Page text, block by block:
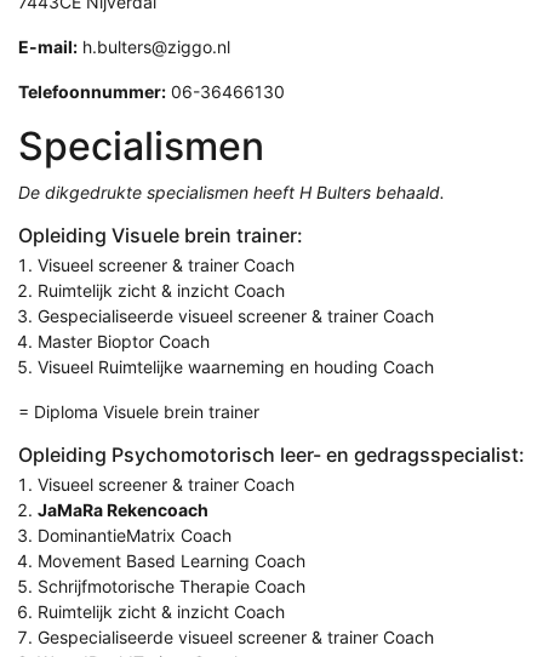
E-mail: h.bulters@ziggo.nl
Telefoonnummer: 06-36466130
Specialismen
De dikgedrukte specialismen heeft H Bulters behaald.
Opleiding Visuele brein trainer:
Visueel screener & trainer Coach
Ruimtelijk zicht & inzicht Coach
Gespecialiseerde visueel screener & trainer Coach
Master Bioptor Coach
Visueel Ruimtelijke waarneming en houding Coach
= Diploma Visuele brein trainer
Opleiding Psychomotorisch leer- en gedragsspecialist:
Visueel screener & trainer Coach
JaMaRa Rekencoach
DominantieMatrix Coach
Movement Based Learning Coach
Schrijfmotorische Therapie Coach
Ruimtelijk zicht & inzicht Coach
Gespecialiseerde visueel screener & trainer Coach